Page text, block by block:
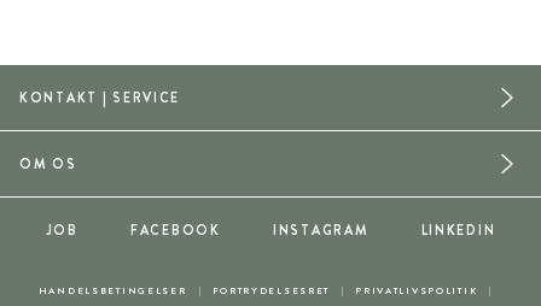
KONTAKT | SERVICE
HANDELSBETINGELSER FORTRYDELSESRET PRIVATLIVSPOLITIK
OM OS
JOB FACEBOOK INSTAGRAM LINKEDIN